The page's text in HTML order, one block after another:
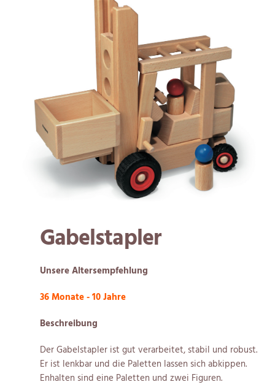
Gabelstapler
Unsere Altersempfehlung
36 Monate - 10 Jahre
Beschreibung
Der Gabelstapler ist gut verarbeitet, stabil und robust.
Er ist lenkbar und die Paletten lassen sich abkippen.
Enhalten sind eine Paletten und zwei Figuren.